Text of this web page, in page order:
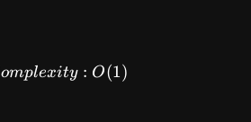
SpaceComplexity: O(1)
omplexity : O(1)